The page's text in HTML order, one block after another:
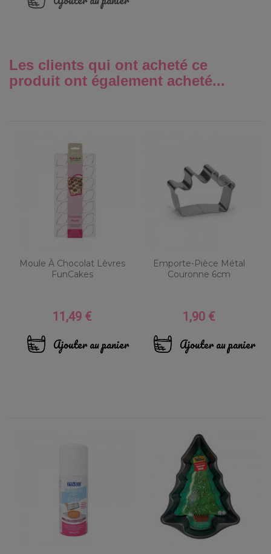
Les clients qui ont acheté ce
produit ont également acheté...
Moule À Chocolat Lèvres
FunCakes
Prix
11,49 €
Ajouter au panier
Emporte-Pièce Métal
Couronne 6cm
Prix
1,90 €
Ajouter au panier